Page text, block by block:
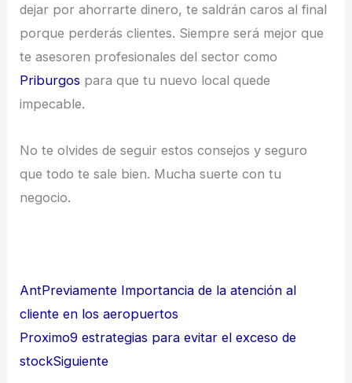
dejar por ahorrarte dinero, te saldrán caros al final
porque perderás clientes. Siempre será mejor que
te asesoren profesionales del sector como
Priburgos para que tu nuevo local quede
impecable.
No te olvides de seguir estos consejos y seguro
que todo te sale bien. Mucha suerte con tu
negocio.
AntPreviamente Importancia de la atención al
cliente en los aeropuertos
Proximo9 estrategias para evitar el exceso de
stockSiguiente